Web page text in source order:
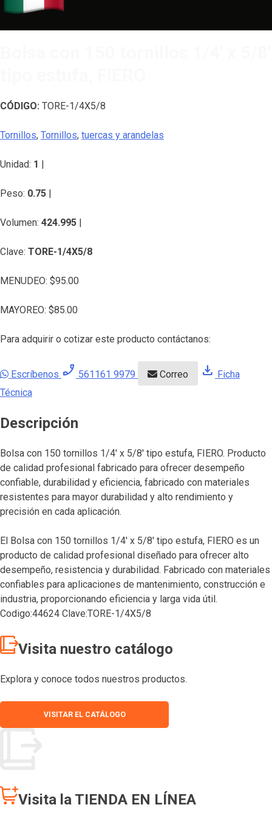
CÓDIGO: TORE-1/4X5/8
Tornillos, Tornillos, tuercas y arandelas
Unidad: 1 |
Peso: 0.75 |
Volumen: 424.995 |
Clave: TORE-1/4X5/8
MENUDEO: $95.00
MAYOREO: $85.00
Para adquirir o cotizar este producto contáctanos:
Escríbenos phone_enabled 561161 9979 Correo download Ficha
Técnica
Descripción
Bolsa con 150 tornillos 1/4′ x 5/8′ tipo estufa, FIERO. Producto
de calidad profesional fabricado para ofrecer desempeño
confiable, durabilidad y eficiencia, fabricado con materiales
resistentes para mayor durabilidad y alto rendimiento y
precisión en cada aplicación.
El Bolsa con 150 tornillos 1/4′ x 5/8′ tipo estufa, FIERO es un
producto de calidad profesional diseñado para ofrecer alto
desempeño, resistencia y durabilidad. Fabricado con materiales
confiables para aplicaciones de mantenimiento, construcción e
industria, proporcionando eficiencia y larga vida útil.
Codigo:44624 Clave:TORE-1/4X5/8
Visita nuestro catálogo
Explora y conoce todos nuestros productos.
VISITAR EL CATÁLOGO
Visita la TIENDA EN LÍNEA